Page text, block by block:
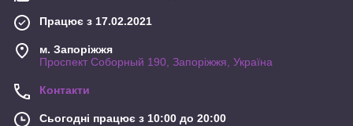
Працює з 17.02.2021
м. Запоріжжя
Проспект Соборный 190, Запоріжжя, Україна
Контакти
Сьогодні працює з 10:00 до 20:00